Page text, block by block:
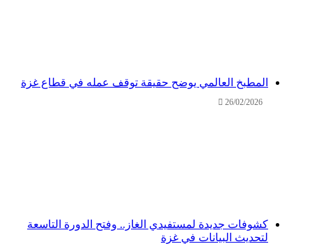
المطبخ العالمي يوضح حقيقة توقف عمله في قطاع غزة
26/02/2026
كشوفات جديدة لمستفيدي الغاز.. وفتح الدورة التاسعة
لتحديث البيانات في غزة